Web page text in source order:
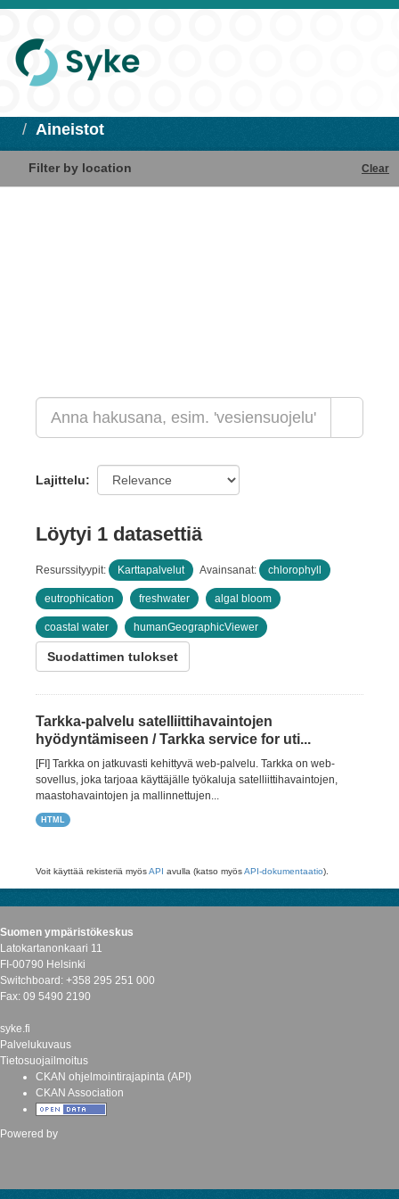
Aineistot
Filter by location Clear
Lajittelu
Löytyi 1 datasettiä
Resurssityypit: Karttapalvelut Avainsanat: chlorophyll
eutrophication freshwater algal bloom
coastal water humanGeographicViewer
Suodattimen tulokset
Tarkka-palvelu satelliittihavaintojen
hyödyntämiseen / Tarkka service for uti...
[FI] Tarkka on jatkuvasti kehittyvä web-palvelu. Tarkka on web-
sovellus, joka tarjoaa käyttäjälle työkaluja satelliittihavaintojen,
maastohavaintojen ja mallinnettujen...
HTML
Voit käyttää rekisteriä myösAPI avulla (katso myösAPI-dokumentaatio).
Suomen ympäristökeskus
Latokartanonkaari 11
FI-00790 Helsinki
Switchboard: +358 295 251 000
Fax: 09 5490 2190
syke.fi
Palvelukuvaus
Tietosuojailmoitus
CKAN ohjelmointirajapinta (API)
CKAN Association
Powered by